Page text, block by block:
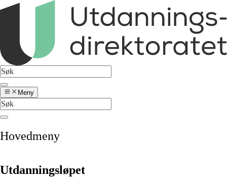
Meny
Hovedmeny
Utdanningsløpet